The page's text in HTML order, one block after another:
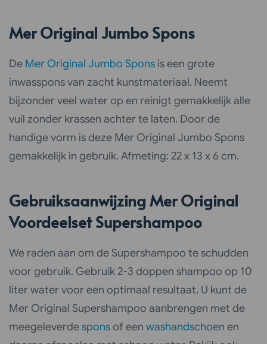
Mer Original Jumbo Spons
De Mer Original Jumbo Spons is een grote
inwasspons van zacht kunstmateriaal. Neemt
bijzonder veel water op en reinigt gemakkelijk alle
vuil zonder krassen achter te laten. Door de
handige vorm is deze Mer Original Jumbo Spons
gemakkelijk in gebruik. Afmeting: 22 x 13 x 6 cm.
Gebruiksaanwijzing Mer Original
Voordeelset Supershampoo
We raden aan om de Supershampoo te schudden
voor gebruik. Gebruik 2-3 doppen shampoo op 10
liter water voor een optimaal resultaat. U kunt de
Mer Original Supershampoo aanbrengen met de
meegeleverdesponsof een washandschoen en